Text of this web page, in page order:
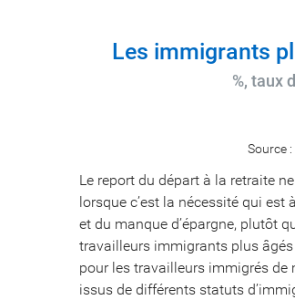
Les immigrants
%, taux
Source
Le report du départ à la retraite
lorsque c’est la nécessité qui est
et du manque d’épargne, plutôt
travailleurs immigrants plus
pour les travailleurs immigrés de
issus de différents statuts